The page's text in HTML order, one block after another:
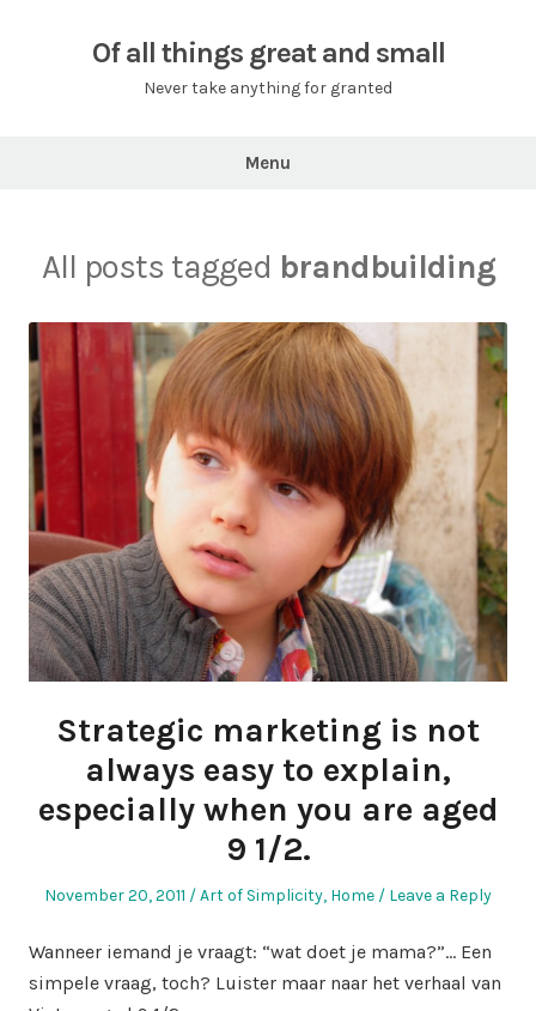
Of all things great and small
Never take anything for granted
Menu
All posts tagged brandbuilding
Strategic marketing is not
always easy to explain,
especially when you are aged
9 1/2.
Posted
November 20, 2011
Posted
Art of Simplicity, Home Leave a Reply
Wanneer iemand je vraagt: “wat doet je mama?”… Een
simpele vraag, toch? Luister maar naar het verhaal van